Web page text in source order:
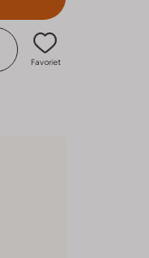
Favoriet